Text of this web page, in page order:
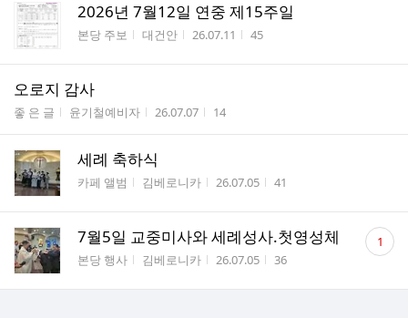
2026년 7월12일 연중 제15주일
게시판명
본당 주보 작성자
대건안 작성시간
26.07.11 조회수
45
오로지 감사
게시판명
좋 은 글 작성자
윤기철예비자 작성시간
26.07.07 조회수
14
세례 축하식
게시판명
카페 앨범 작성자
김베로니카 작성시간
26.07.05 조회수
41
7월5일 교중미사와 세례성사.첫영성체
게시판명
본당 행사 작성자
김베로니카 작성시간
26.07.05 조회수
36
댓
글 1